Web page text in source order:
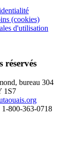
(cookies)
d'utilisation
réservés
bureau 304
1S7
800-363-0718